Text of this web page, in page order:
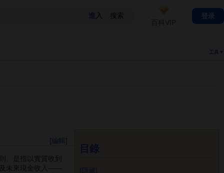
工具▼
[編輯
。是指以實質收到
及未來現金收入――
百科VIP
登录